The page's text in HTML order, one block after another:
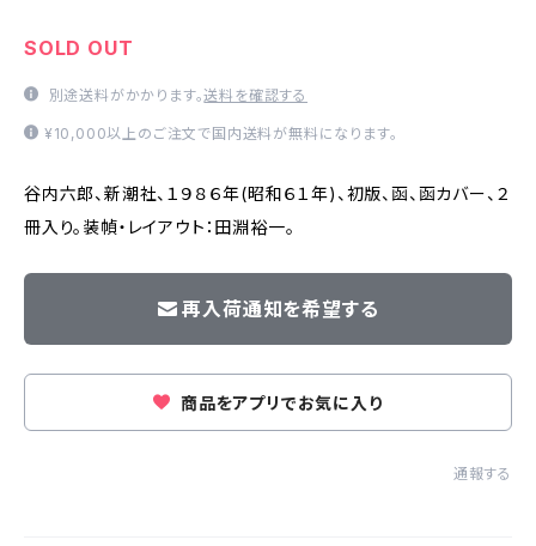
SOLD OUT
別途送料がかかります。送料を確認する
¥10,000以上のご注文で国内送料が無料になります。
谷内六郎、新潮社、１９８６年(昭和６１年)、初版、函、函カバー、２
冊入り。装幀・レイアウト：田淵裕一。
再入荷通知を希望する
商品をアプリでお気に入り
通報する